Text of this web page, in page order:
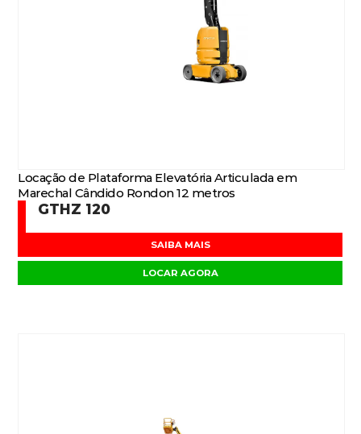
Locação de Plataforma Elevatória Articulada em
Marechal Cândido Rondon 12 metros
GTHZ 120
SAIBA MAIS
LOCAR AGORA